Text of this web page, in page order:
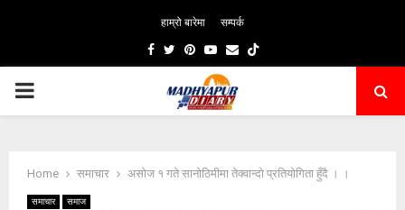
हाम्रो बारेमा सम्पर्क
Facebook
TwitterPinterestYoutube
Email
PRIMARY
Home समाचार असोज १ गते सानोठिमीमा तेक्वान्दो प्रतियोगिता हुँदै । ।
समाचार समाज